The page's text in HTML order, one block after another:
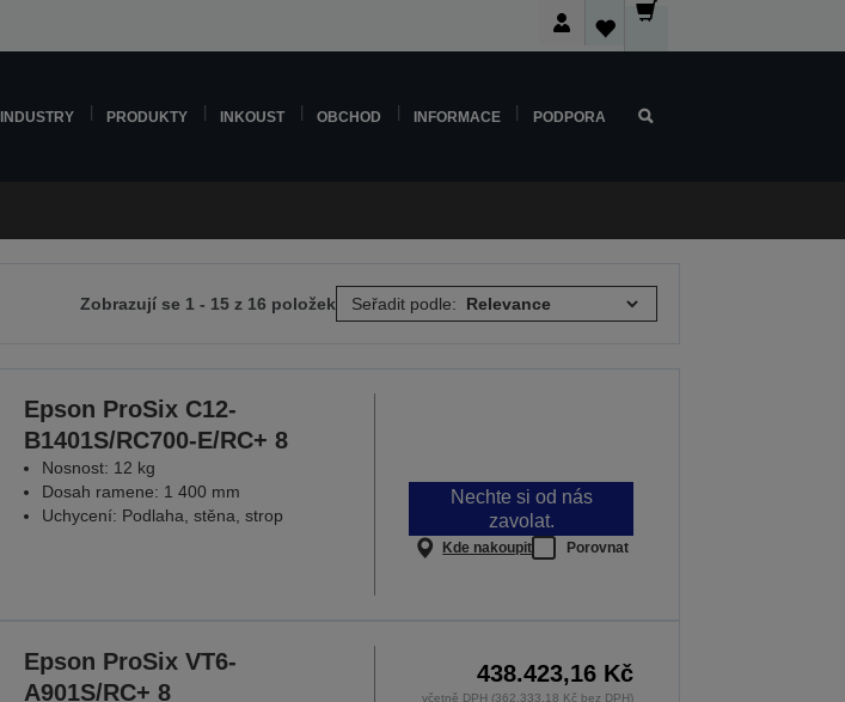
INDUSTRY PRODUKTY INKOUST OBCHOD INFORMACE PODPORA
Zobrazují se 1 - 15 z 16 položek Seřadit podle:
Epson ProSix C12-
B1401S/RC700-E/RC+ 8
Nosnost: 12 kg
Dosah ramene: 1 400 mm
Uchycení: Podlaha, stěna, strop
Nechte si od nás
zavolat.
Kde nakoupit Porovnat
Epson ProSix VT6-
A901S/RC+ 8
438.423,16 Kč
včetně DPH (362.333,18 Kč bez DPH)